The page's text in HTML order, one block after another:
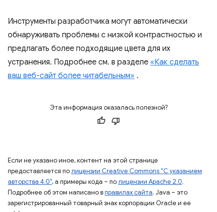
Инструменты разработчика могут автоматически
обнаруживать проблемы с низкой контрастностью и
предлагать более подходящие цвета для их
устранения. Подробнее см. в разделе «Как сделать
ваш веб-сайт более читабельным» .
Эта информация оказалась полезной?
Если не указано иное, контент на этой странице
предоставляется полицензии Creative Commons "С указанием
авторства 4.0", а примеры кода – полицензии Apache 2.0.
Подробнее об этом написано вправилах сайта. Java – это
зарегистрированный товарный знак корпорации Oracle и ее